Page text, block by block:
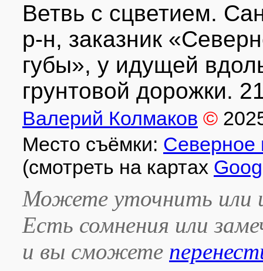
Ветвь с сцветием.
р-н, заказник
губы», у идущей
грунтовой дорожки.
Валерий Колмаков ©
Место съёмки: Северное
(смотреть на картах
Можете уточнить или
Есть сомнения или
и вы сможете